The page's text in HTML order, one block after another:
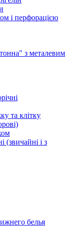
і перфорацією
з металевим
та клітку
(звичайні і з
белья